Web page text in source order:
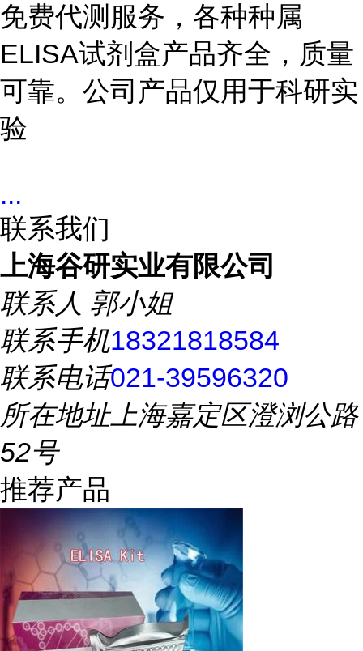
免费代测服务，各种种属
ELISA试剂盒产品齐全，质量
可靠。公司产品仅用于科研实
验
...
联系我们
上海谷研实业有限公司
联系人 郭小姐
联系手机18321818584
联系电话021-39596320
所在地址上海嘉定区澄浏公路
52号
推荐产品